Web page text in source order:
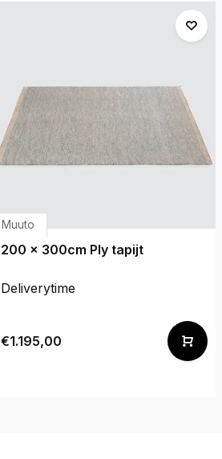
Muuto
200 x 300cm Ply tapijt
Deliverytime
€1.195,00